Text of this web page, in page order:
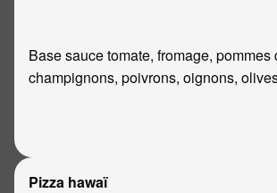
Base sauce tomate, fromage, pommes
champignons, poivrons, oignons,
Pizza hawaï